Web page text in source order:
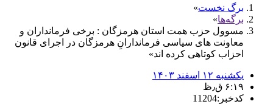
برگ نخست
برگه‌ها
مسوول حزب همت استان هرمزگان : برخی فرمانداران و
معاونت های سیاسی فرماندارانِ هرمزگان در اجرای قانون
احزاب کوتاهی کرده اند
یکشنبه ۱۲ اسفند ۱۴۰۳
۶:۱۹ ق٫ظ
کدخبر:11204